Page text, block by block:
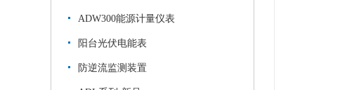
ADW300能源计量仪表
阳台光伏电能表
防逆流监测装置